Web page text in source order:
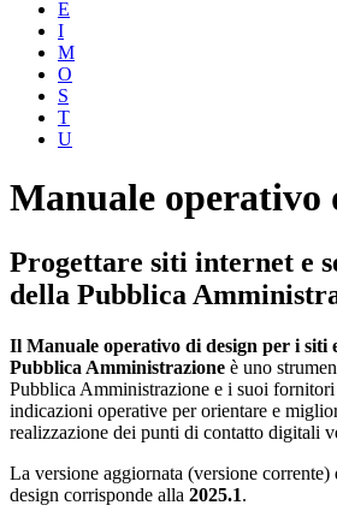
E
I
M
O
S
T
U
Manuale operativo
Progettare siti internet e
della Pubblica
Il Manuale operativo di design per i siti
Pubblica Amministrazione è uno
Pubblica Amministrazione e i suoi
indicazioni operative per orientare e
realizzazione dei punti di contatto digitali
La versione aggiornata (versione
design corrisponde alla 2025.1.